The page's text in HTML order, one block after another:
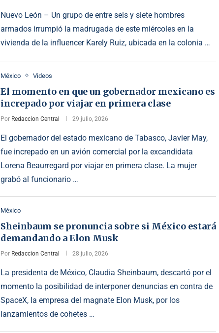
Nuevo León – Un grupo de entre seis y siete hombres
armados irrumpió la madrugada de este miércoles en la
vivienda de la influencer Karely Ruiz, ubicada en la colonia …
México Videos
El momento en que un gobernador mexicano es
increpado por viajar en primera clase
Por Redaccion Central 29 julio, 2026
El gobernador del estado mexicano de Tabasco, Javier May,
fue increpado en un avión comercial por la excandidata
Lorena Beaurregard por viajar en primera clase. La mujer
grabó al funcionario …
México
Sheinbaum se pronuncia sobre si México estará
demandando a Elon Musk
Por Redaccion Central 28 julio, 2026
La presidenta de México, Claudia Sheinbaum, descartó por el
momento la posibilidad de interponer denuncias en contra de
SpaceX, la empresa del magnate Elon Musk, por los
lanzamientos de cohetes …